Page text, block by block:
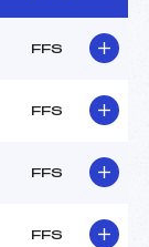
FFS
FFS
FFS
FFS